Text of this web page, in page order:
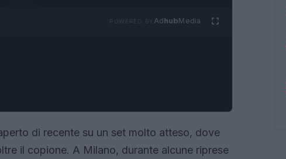
AdhubMedia
di recente su un set molto atteso, dove
il copione. A Milano, durante alcune riprese